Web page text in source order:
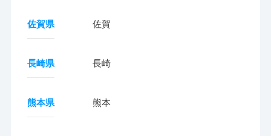
佐賀県 佐賀
長崎県 長崎
熊本県 熊本